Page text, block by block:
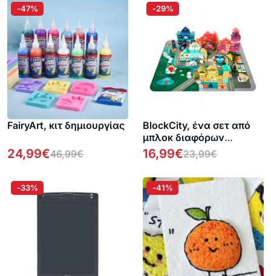
στεγνώνουν
FairyArt, κιτ δημιουργίας
24,99€46,99€
-47%
BlockCity, ένα σετ από
μπλοκ διαφόρων
σχημάτων με βολικό
κουτί και ταπετσαρία
16,99€23,99€
-29%
-33% -41%